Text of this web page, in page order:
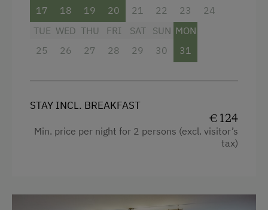
King size bed
17
18
19
20
21
22
23
24
TUE
25
WED
26
THU
27
FRI
28
SAT
29
SUN
30
MON
31
STAY INCL. BREAKFAST
€ 124
Min. price per night for 2 persons (excl. visitor’s
tax)